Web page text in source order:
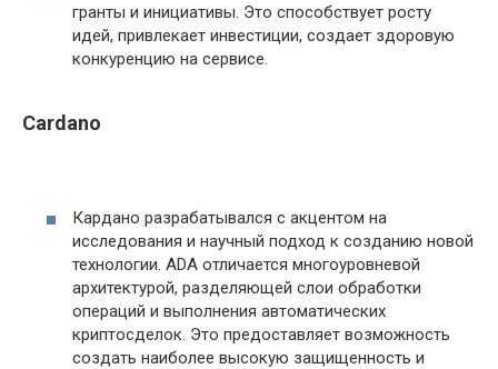
гранты и инициативы. Это способствует росту
идей, привлекает инвестиции, создает здоровую
конкуренцию на сервисе.
Cardano
Кардано разрабатывался с акцентом на
исследования и научный подход к созданию новой
технологии. ADA отличается многоуровневой
архитектурой, разделяющей слои обработки
операций и выполнения автоматических
криптосделок. Это предоставляет возможность
создать наиболее высокую защищенность и